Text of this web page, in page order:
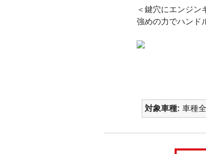
＜鍵穴にエンジン
強めの力でハンド
対象車種 車種